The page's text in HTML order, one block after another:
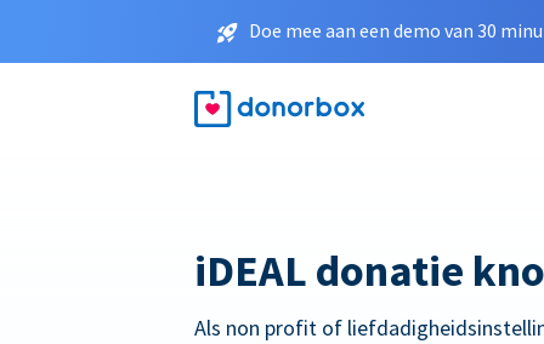
Doe mee aan een demo van 30
iDEAL donatie
Als non profit of